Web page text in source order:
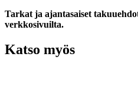
Tarkat ja ajantasaiset
verkkosivuilta.
Katso myös